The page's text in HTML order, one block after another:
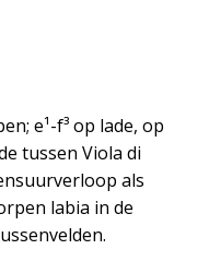
e¹-f³ op lade, op
tussen Viola di
als
labia in de